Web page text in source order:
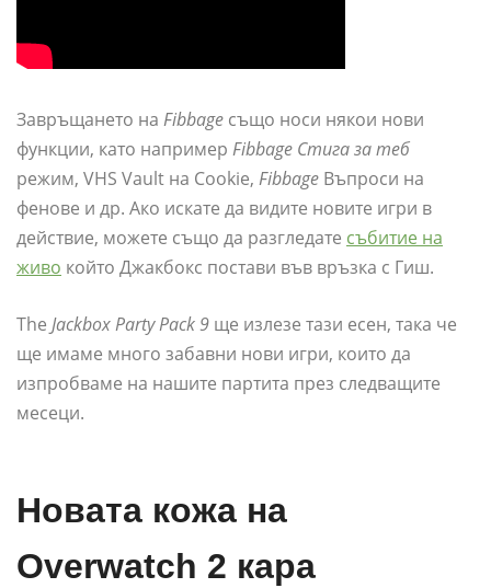
Завръщането на Fibbage също носи някои нови
функции, като например Fibbage Стига за теб
режим, VHS Vault на Cookie, Fibbage Въпроси на
фенове и др. Ако искате да видите новите игри в
действие, можете също да разгледате събитие на
живо който Джакбокс постави във връзка с Гиш.
The Jackbox Party Pack 9 ще излезе тази есен, така че
ще имаме много забавни нови игри, които да
изпробваме на нашите партита през следващите
месеци.
Новата кожа на
Overwatch 2 кара